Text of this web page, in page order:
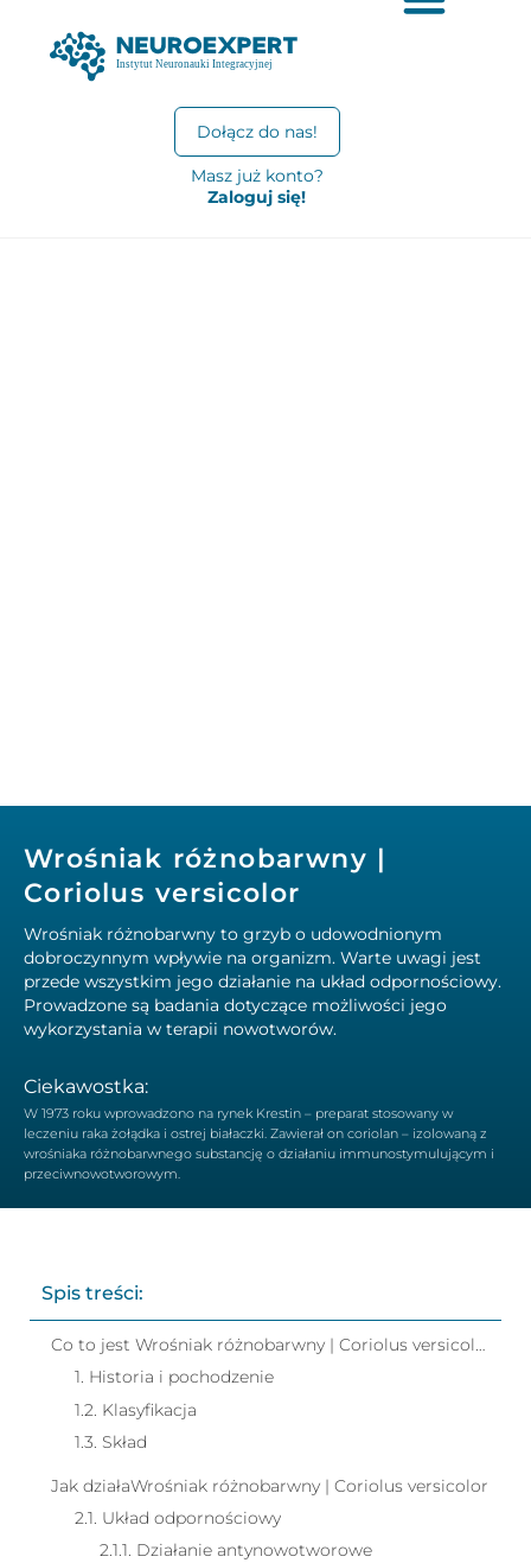
Dołącz do nas!
Masz już konto?
Zaloguj się!
Wrośniak różnobarwny |
Coriolus versicolor
Wrośniak różnobarwny to grzyb o udowodnionym
dobroczynnym wpływie na organizm. Warte uwagi jest
przede wszystkim jego działanie na układ odpornościowy.
Prowadzone są badania dotyczące możliwości jego
wykorzystania w terapii nowotworów.
Ciekawostka:
W 1973 roku wprowadzono na rynek Krestin – preparat stosowany w
leczeniu raka żołądka i ostrej białaczki. Zawierał on coriolan – izolowaną z
wrośniaka różnobarwnego substancję o działaniu immunostymulującym i
przeciwnowotworowym.
Spis treści:
Co to jest Wrośniak różnobarwny | Coriolus versicolor
1. Historia i pochodzenie
1.2. Klasyfikacja
1.3. Skład
Jak działaWrośniak różnobarwny | Coriolus versicolor
2.1. Układ odpornościowy
2.1.1. Działanie antynowotworowe